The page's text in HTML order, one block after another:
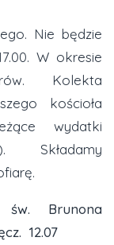
Nie będzie
W okresie
Kolekta
kościoła
wydatki
Składamy
św. Brunona
12.07